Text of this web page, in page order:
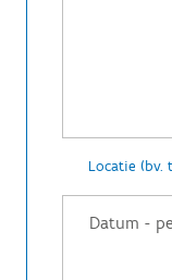
Locatie (bv.